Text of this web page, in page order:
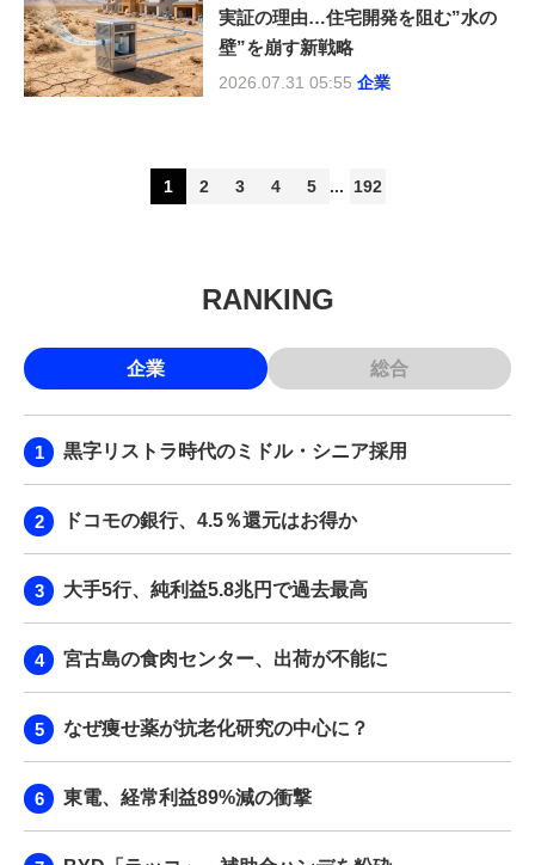
実証の理由…住宅開発を阻む”水の
壁”を崩す新戦略
2026.07.31 05:55 企業
1 2 3 4 5 192
RANKING
企業 総合
黒字リストラ時代のミドル・シニア採用
ドコモの銀行、4.5％還元はお得か
大手5行、純利益5.8兆円で過去最高
宮古島の食肉センター、出荷が不能に
なぜ痩せ薬が抗老化研究の中心に？
東電、経常利益89%減の衝撃